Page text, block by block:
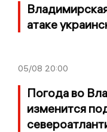
атаке
05/08 20:00
Погода во
изменится